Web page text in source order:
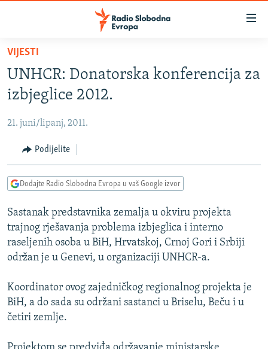
Pređite
glavni
sadržaj
Pređite
na
navigaciju
Pređite
na
BOSNA I HERCEGOVINA
SRBIJA
KOSOVO
CRNA GORA
VIDEO
FOTOGALERIJE
INFOGRAFIKE
PODCASTI
RAT U UKRAJINI
KINA NA BALKANU
RSE PRIČE IZ SVIJETA
ISPRIČAJ MI
DNEVNO@RSE
SPECIJALI RSE
VIŠE OD NASLOVA
VIJESTI
UNHCR: Donatorska konferencija za
izbjeglice 2012.
21. juni/lipanj, 2011.
Podijelite
Dodajte Radio Slobodna Evropa u vaš Google izvor
Sastanak predstavnika zemalja u okviru projekta
trajnog rješavanja problema izbjeglica i interno
raseljenih osoba u BiH, Hrvatskoj, Crnoj Gori i Srbiji
održan je u Genevi, u organizaciji UNHCR-a.
Koordinator ovog zajedničkog regionalnog projekta je
BiH, a do sada su održani sastanci u Briselu, Beču i u
četiri zemlje.